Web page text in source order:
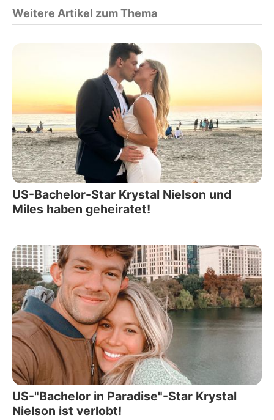
Weitere Artikel zum Thema
US-Bachelor-Star Krystal Nielson und
Miles haben geheiratet!
US-"Bachelor in Paradise"-Star Krystal
Nielson ist verlobt!